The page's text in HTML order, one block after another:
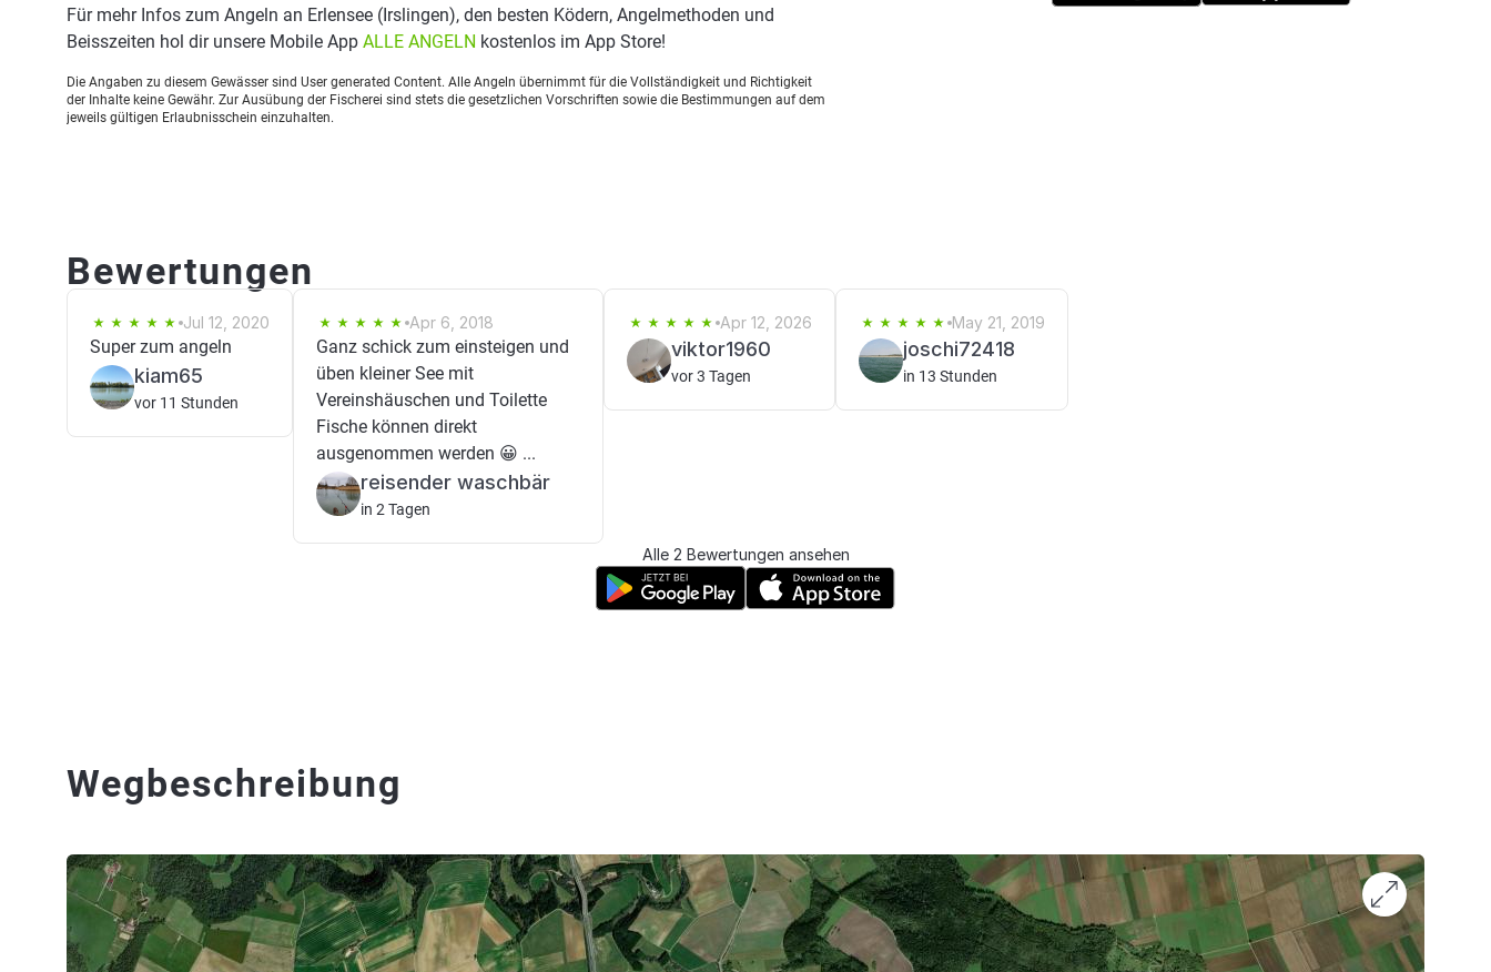
Für mehr Infos zum Angeln an Erlensee (Irslingen), den besten Ködern, Angelmethoden und
Beisszeiten hol dir unsere Mobile App ALLE ANGELN kostenlos im App Store!
Die Angaben zu diesem Gewässer sind User generated Content. Alle Angeln übernimmt für die Vollständigkeit und Richtigkeit
der Inhalte keine Gewähr. Zur Ausübung der Fischerei sind stets die gesetzlichen Vorschriften sowie die Bestimmungen auf dem
jeweils gültigen Erlaubnisschein einzuhalten.
Bewertungen
Jul 12, 2020
Super zum angeln
kiam65
vor 11 Stunden
Apr 6, 2018
Ganz schick zum einsteigen und
üben kleiner See mit
Vereinshäuschen und Toilette
Fische können direkt
ausgenommen werden 😀 ...
reisender waschbär
in 2 Tagen
Apr 12, 2026
viktor1960
vor 3 Tagen
May 21, 2019
joschi72418
in 13 Stunden
Alle 2 Bewertungen ansehen
Wegbeschreibung